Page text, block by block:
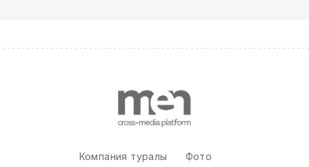
Компания туралы
Фото